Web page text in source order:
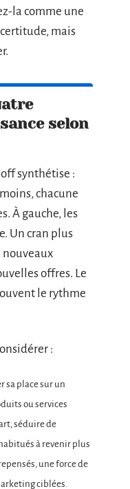
la comme une
mais
selon
synthétise :
chacune
À gauche, les
Un cran plus
nouveaux
offres. Le
le rythme
:
sa place sur un
ou services
séduire de
à revenir plus
une force de
ciblées.